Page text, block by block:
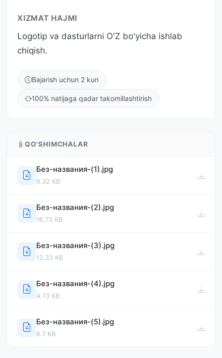
XIZMAT HAJMI
Logotip va dasturlarni O'Z bo'yicha ishlab
chiqish.
Bajarish uchun 2 kun
100% natijaga qadar takomillashtirish
QO'SHIMCHALAR
Без-названия-(1).jpg
9.32 KB
Без-названия-(2).jpg
16.73 KB
Без-названия-(3).jpg
12.33 KB
Без-названия-(4).jpg
4.73 KB
Без-названия-(5).jpg
8.7 KB